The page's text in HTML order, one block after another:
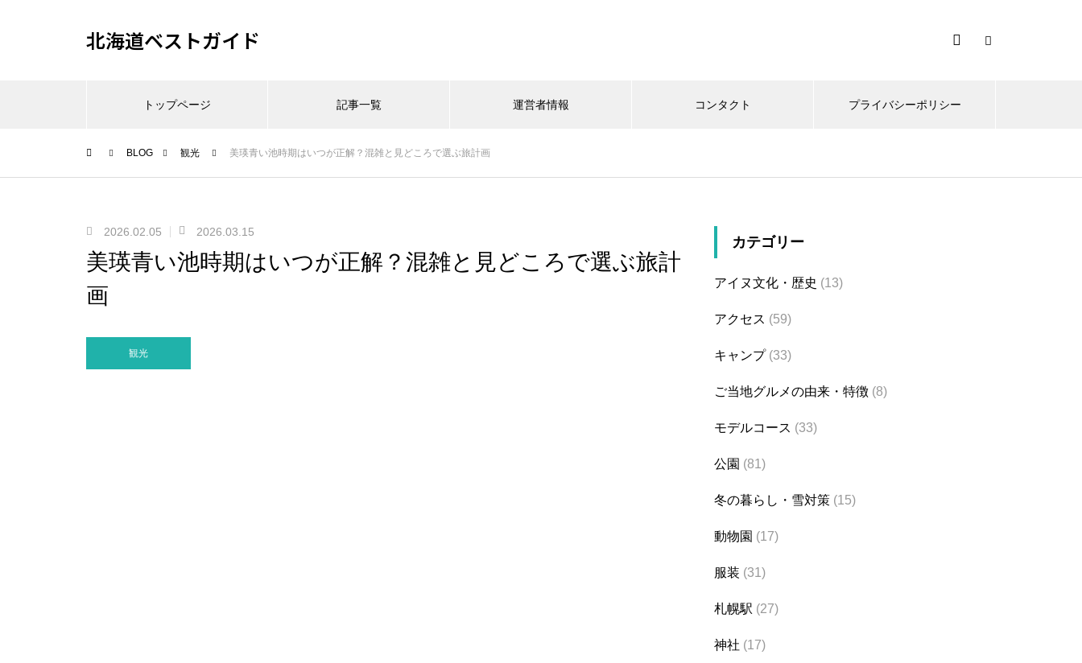
北海道ベストガイド
トップページ 記事一覧 運営者情報 コンタクト プライバシーポリシー
BLOG 観光 美瑛青い池時期はいつが正解？混雑と見どころで選ぶ旅計画
2026.02.05 2026.03.15
美瑛青い池時期はいつが正解？混雑と見どころで選ぶ旅計
画
観光
カテゴリー
アイヌ文化・歴史 (13)
アクセス (59)
キャンプ(33)
ご当地グルメの由来・特徴 (8)
モデルコース (33)
公園 (81)
冬の暮らし・雪対策 (15)
動物園 (17)
服装 (31)
札幌駅 (27)
神社 (17)